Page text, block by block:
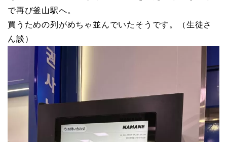
で再び釜山駅へ。
買うための列がめちゃ並んでいたそうです。（生徒さ
ん談）